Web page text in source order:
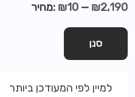
סנן
מחיר: ₪10 — ₪2,190
למיין לפי המעודכן ביותר